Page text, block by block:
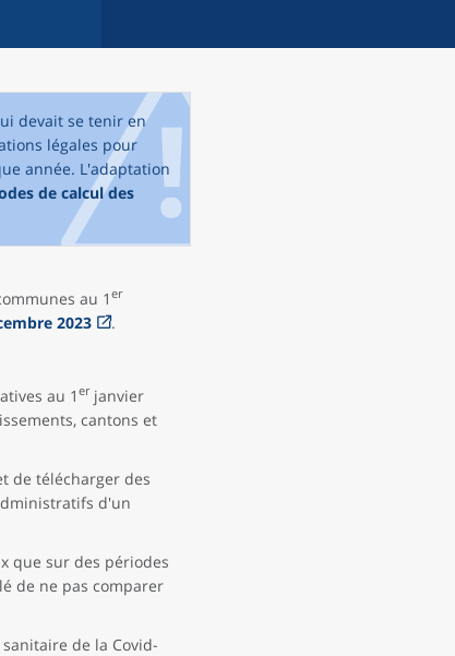
devait se tenir en
légales pour
année. L'adaptation
de calcul des
au 1 er
2023
.
au 1 erjanvier
cantons et
de télécharger des
d'un
que sur des périodes
de ne pas comparer
de la Covid-